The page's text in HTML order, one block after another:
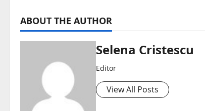
ABOUT THE AUTHOR
Selena Cristescu
Editor
View All Posts